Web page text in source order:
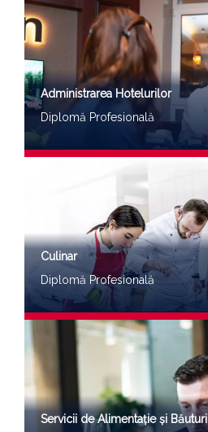
Administrarea Hotelurilor
Diplomă Profesională
Culinar
Diplomă Profesională
Servicii de Alimentație și Băuturi